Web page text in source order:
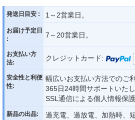
発送日目安 : 1～2営業日。
お届け予定日
:
7～20営業日。
お支払い方
法:
クレジットカード:
安全性と利便
性:
幅広いお支払い方法でのご
365日24時間サポートいた
SSL通信による個人情報保
新品の出品:
過充電、過放電、加熱時、